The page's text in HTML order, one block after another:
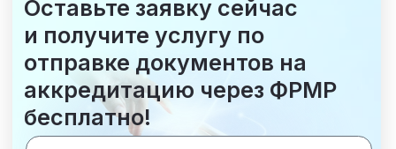
Международный центр медицинского
8 800 444 10 82